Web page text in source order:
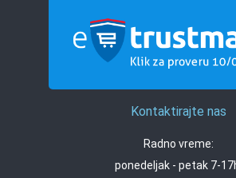
Kontaktirajte nas
Radno vreme:
ponedeljak - petak 7-